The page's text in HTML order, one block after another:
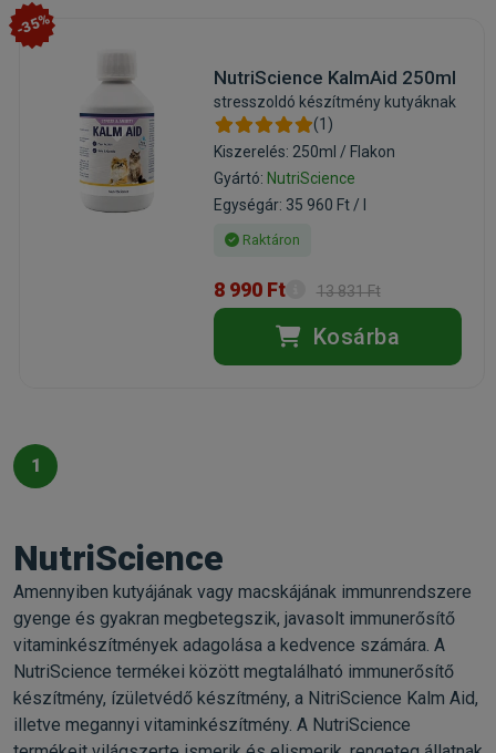
-35%
NutriScience KalmAid 250ml
stresszoldó készítmény kutyáknak
(1)
Kiszerelés: 250ml / Flakon
Gyártó: NutriScience
Egységár: 35 960 Ft / l
Raktáron
8 990 Ft 13 831 Ft
Kosárba
1
NutriScience
Amennyiben kutyájának vagy macskájának immunrendszere
gyenge és gyakran megbetegszik, javasolt immunerősítő
vitaminkészítmények adagolása a kedvence számára. A
NutriScience termékei között megtalálható immunerősítő
készítmény, ízületvédő készítmény, a NitriScience Kalm Aid,
illetve megannyi vitaminkészítmény. A NutriScience